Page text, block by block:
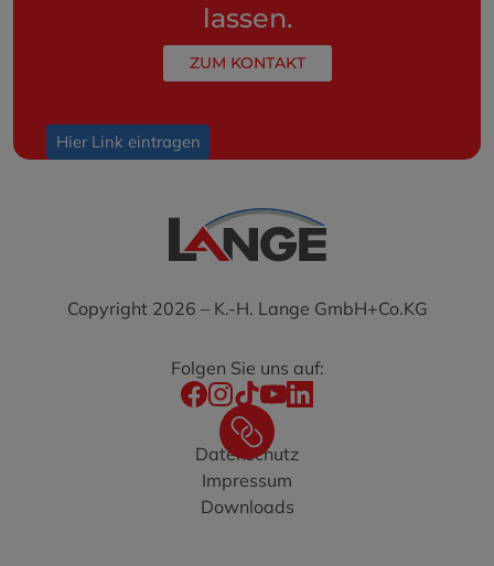
lassen.
ZUM KONTAKT
Hier Link eintragen
Copyright 2026 – K.-H. Lange GmbH+Co.KG
Folgen Sie uns auf:
Datenschutz
Impressum
Downloads